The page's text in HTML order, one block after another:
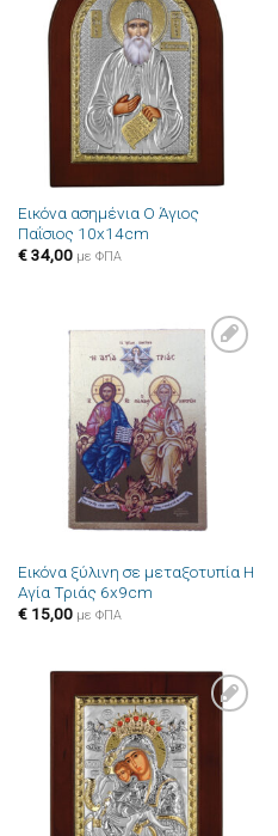
Πρόσθήκη
στην λίστα
επιθυμιών
Εικόνα ασημένια Ο Άγιος
Παΐσιος 10x14cm
€34,00 με ΦΠΑ
στην λίστα
επιθυμιών
Εικόνα ξύλινη σε μεταξοτυπία Η
Αγία Τριάς 6x9cm
€15,00 με ΦΠΑ
Πρόσθήκη
στην λίστα
επιθυμιών